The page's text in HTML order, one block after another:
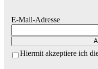
E-Mail-Adresse
Hiermit akzeptiere ich